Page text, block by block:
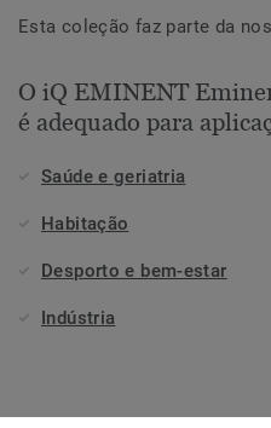
Esta coleção faz parte da
O iQ EMINENT
é adequado para
Saúde e geriatria
Habitação
Desporto e bem-estar
Indústria